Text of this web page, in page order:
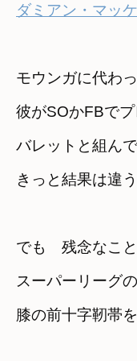
ダミアン・マッ
モウンガに代わ
彼がSOかFBで
バレットと組ん
きっと結果は違
でも　残念なこ
スーパーリーグ
膝の前十字靭帯